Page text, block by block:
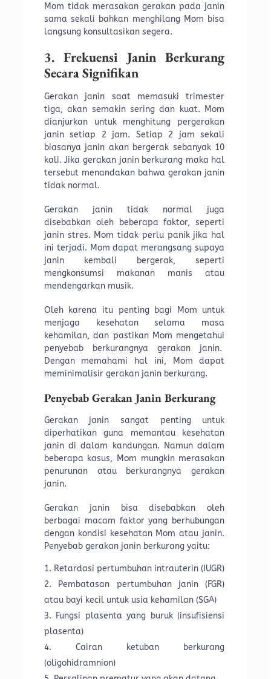
Mom tidak merasakan gerakan pada janin
sama sekali bahkan menghilang Mom bisa
langsung konsultasikan segera.
3. Frekuensi Janin Berkurang
Secara Signifikan
Gerakan janin saat memasuki trimester
tiga, akan semakin sering dan kuat. Mom
dianjurkan untuk menghitung pergerakan
janin setiap 2 jam. Setiap 2 jam sekali
biasanya janin akan bergerak sebanyak 10
kali. Jika gerakan janin berkurang maka hal
tersebut menandakan bahwa gerakan janin
tidak normal.
Gerakan janin tidak normal juga
disebabkan oleh beberapa faktor, seperti
janin stres. Mom tidak perlu panik jika hal
ini terjadi. Mom dapat merangsang supaya
janin kembali bergerak, seperti
mengkonsumsi makanan manis atau
mendengarkan musik.
Oleh karena itu penting bagi Mom untuk
menjaga kesehatan selama masa
kehamilan, dan pastikan Mom mengetahui
penyebab berkurangnya gerakan janin.
Dengan memahami hal ini, Mom dapat
meminimalisir gerakan janin berkurang.
Penyebab Gerakan Janin Berkurang
Gerakan janin sangat penting untuk
diperhatikan guna memantau kesehatan
janin di dalam kandungan. Namun dalam
beberapa kasus, Mom mungkin merasakan
penurunan atau berkurangnya gerakan
janin.
Gerakan janin bisa disebabkan oleh
berbagai macam faktor yang berhubungan
dengan kondisi kesehatan Mom atau janin.
Penyebab gerakan janin berkurang yaitu:
Retardasi pertumbuhan intrauterin (IUGR)
Pembatasan pertumbuhan janin (FGR)
atau bayi kecil untuk usia kehamilan (SGA)
Fungsi plasenta yang buruk (insufisiensi
plasenta)
Cairan ketuban berkurang
(oligohidramnion)